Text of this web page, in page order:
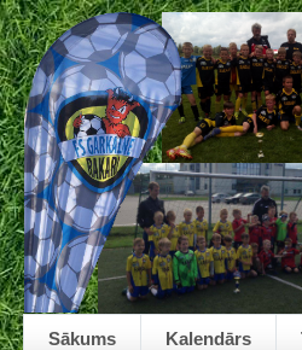
Sākums Kalendārs